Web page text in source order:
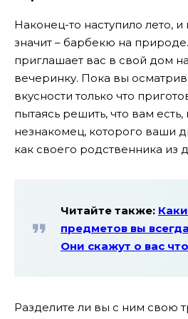
Наконец-то наступило лето, и
значит – барбекю на
приглашает вас в свой дом
вечеринку. Пока вы
вкусности только что
пытаясь решить, что вам
незнакомец, которого ваши
как своего родственника из
Читайте также:
предметов вы
Они скажут о вас
Разделите ли вы с ним свою